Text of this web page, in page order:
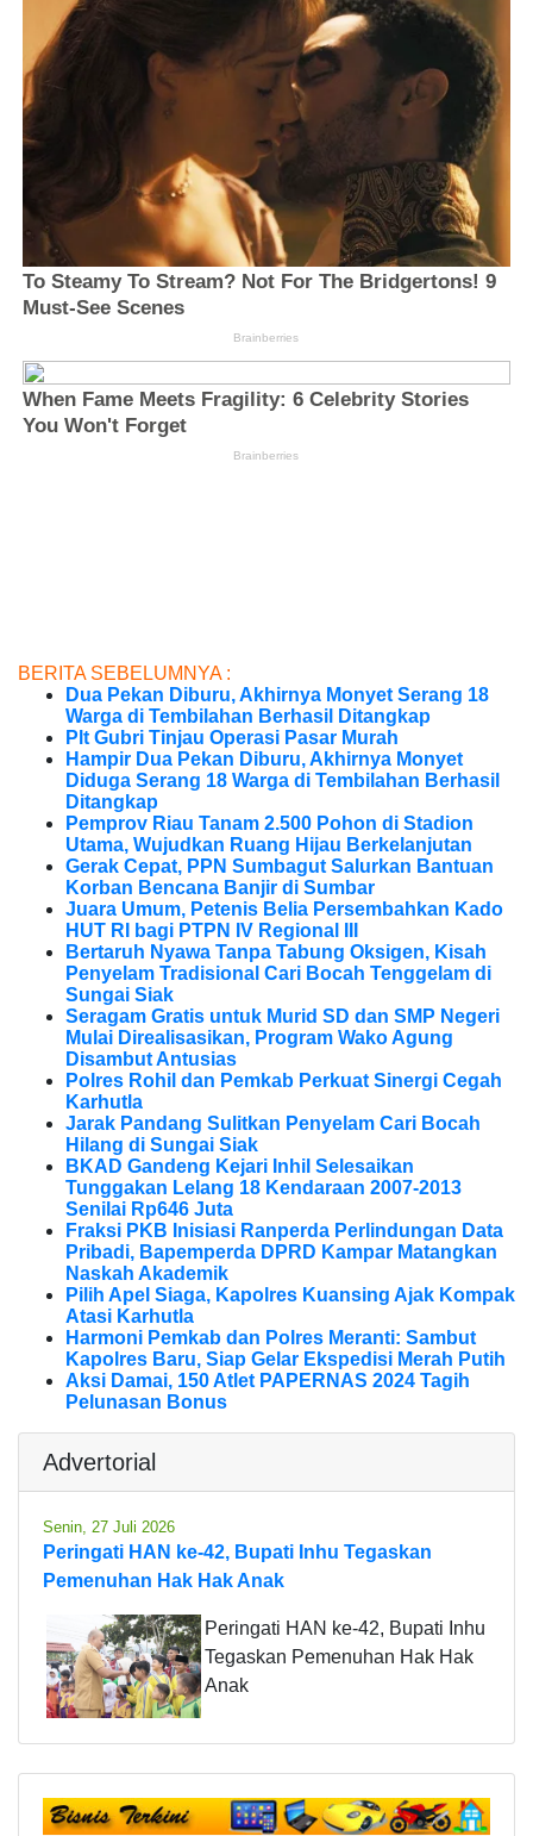
BERITA SEBELUMNYA :
Dua Pekan Diburu, Akhirnya Monyet Serang 18
Warga di Tembilahan Berhasil Ditangkap
Plt Gubri Tinjau Operasi Pasar Murah
Hampir Dua Pekan Diburu, Akhirnya Monyet
Diduga Serang 18 Warga di Tembilahan Berhasil
Ditangkap
Pemprov Riau Tanam 2.500 Pohon di Stadion
Utama, Wujudkan Ruang Hijau Berkelanjutan
Gerak Cepat, PPN Sumbagut Salurkan Bantuan
Korban Bencana Banjir di Sumbar
Juara Umum, Petenis Belia Persembahkan Kado
HUT RI bagi PTPN IV Regional III
Bertaruh Nyawa Tanpa Tabung Oksigen, Kisah
Penyelam Tradisional Cari Bocah Tenggelam di
Sungai Siak
Seragam Gratis untuk Murid SD dan SMP Negeri
Mulai Direalisasikan, Program Wako Agung
Disambut Antusias
Polres Rohil dan Pemkab Perkuat Sinergi Cegah
Karhutla
Jarak Pandang Sulitkan Penyelam Cari Bocah
Hilang di Sungai Siak
BKAD Gandeng Kejari Inhil Selesaikan
Tunggakan Lelang 18 Kendaraan 2007-2013
Senilai Rp646 Juta
Fraksi PKB Inisiasi Ranperda Perlindungan Data
Pribadi, Bapemperda DPRD Kampar Matangkan
Naskah Akademik
Pilih Apel Siaga, Kapolres Kuansing Ajak Kompak
Atasi Karhutla
Harmoni Pemkab dan Polres Meranti: Sambut
Kapolres Baru, Siap Gelar Ekspedisi Merah Putih
Aksi Damai, 150 Atlet PAPERNAS 2024 Tagih
Pelunasan Bonus
Advertorial
Senin, 27 Juli 2026
Peringati HAN ke-42, Bupati Inhu Tegaskan
Pemenuhan Hak Hak Anak
Peringati HAN ke-42, Bupati Inhu
Tegaskan Pemenuhan Hak Hak
Anak